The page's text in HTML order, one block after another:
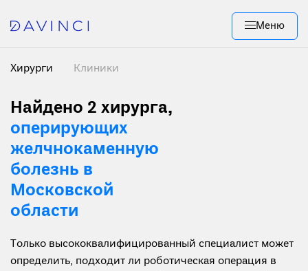
Меню
Хирурги Клиники
Найдено 2 хирурга,
оперирующих
желчнокаменную
болезнь в
Московской
области
Только высококвалифицированный специалист может
определить, подходит ли роботическая операция в